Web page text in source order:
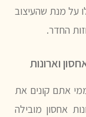
על מנת שהעיצוב
החדר.
וארונות
אתם קונים את
אחסון מובילה